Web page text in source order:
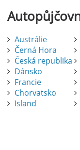
Austrálie
Černá Hora
Česká republika
Dánsko
Francie
Chorvatsko
Island
Půjčení
způsob,